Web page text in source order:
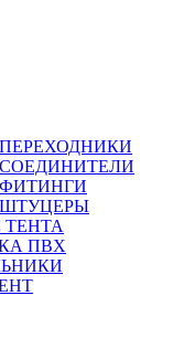
ПЕРЕХОДНИКИ
СОЕДИНИТЕЛИ
ФИТИНГИ
ШТУЦЕРЫ
ТЕНТА
ПВХ